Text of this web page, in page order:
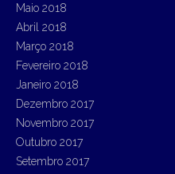
Maio 2018
Abril 2018
Março 2018
Fevereiro 2018
Janeiro 2018
Dezembro 2017
Novembro 2017
Outubro 2017
Setembro 2017